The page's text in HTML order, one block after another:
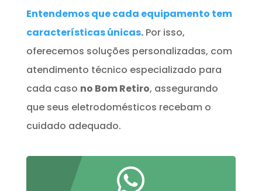
Entendemos que cada equipamento tem
características únicas.Por isso,
oferecemos soluções personalizadas, com
atendimento técnico especializado para
cada caso no Bom Retiro, assegurando
que seus eletrodomésticos recebam o
cuidado adequado.
